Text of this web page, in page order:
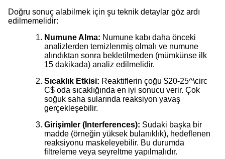
Doğru sonuç alabilmek için şu teknik detaylar göz ardı
edilmemelidir:
Numune Alma: Numune kabı daha önceki
analizlerden temizlenmiş olmalı ve numune
alındıktan sonra bekletilmeden (mümkünse ilk
15 dakikada) analiz edilmelidir.
Sıcaklık Etkisi: Reaktiflerin çoğu $20-25^\circ
C$ oda sıcaklığında en iyi sonucu verir. Çok
soğuk saha sularında reaksiyon yavaş
gerçekleşebilir.
Girişimler (Interferences): Sudaki başka bir
madde (örneğin yüksek bulanıklık), hedeflenen
reaksiyonu maskeleyebilir. Bu durumda
filtreleme veya seyreltme yapılmalıdır.